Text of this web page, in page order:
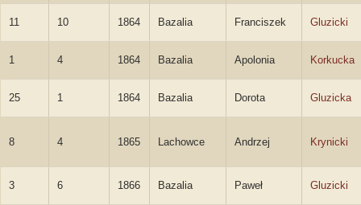
11 10 1864 Bazalia Franciszek Gluzicki
1 4 1864 Bazalia Apolonia Korkucka
25 1 1864 Bazalia Dorota Gluzicka
8 4 1865 Lachowce Andrzej Krynicki
3 6 1866 Bazalia Paweł Gluzicki